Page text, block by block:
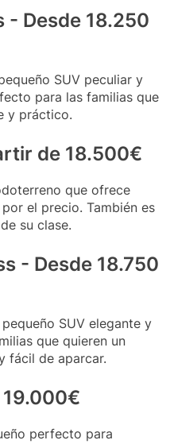
- Desde 18.250
SUV peculiar y
para las familias que
y práctico.
de 18.500€
que ofrece
el precio. También es
su clase.
- Desde 18.750
SUV elegante y
que quieren un
fácil de aparcar.
19.000€
perfecto para